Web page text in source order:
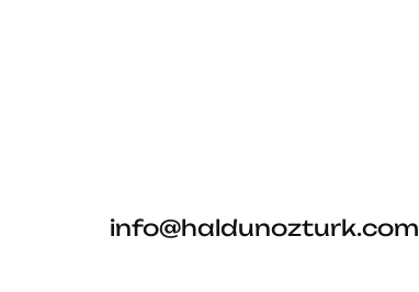
info@haldunozturk.com